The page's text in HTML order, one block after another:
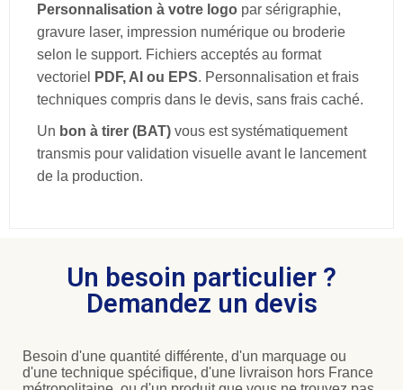
Personnalisation à votre logo par sérigraphie,
gravure laser, impression numérique ou broderie
selon le support. Fichiers acceptés au format
vectoriel
PDF, AI ou EPS. Personnalisation et frais
techniques compris dans le devis, sans frais caché.
Un bon à tirer (BAT) vous est systématiquement
transmis pour validation visuelle avant le lancement
de la production.
Un besoin particulier ?
Demandez un devis
Besoin d'une quantité différente, d'un marquage ou
d'une technique spécifique, d'une livraison hors France